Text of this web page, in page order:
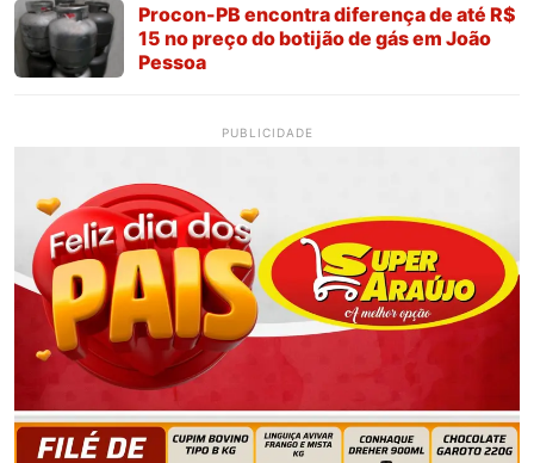
Procon-PB encontra diferença de até R$
15 no preço do botijão de gás em João
Pessoa
PUBLICIDADE